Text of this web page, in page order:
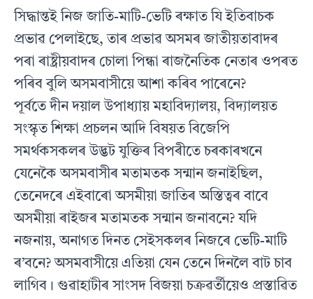
সিদ্ধান্তই নিজ জাতি-মাটি-ভেটি ৰক্ষাত যি ইতিবাচক
প্ৰভাৱ পেলাইছে, তাৰ প্ৰভাৱ অসমৰ জাতীয়তাবাদৰ
পৰা ৰাষ্ট্ৰীয়বাদৰ চোলা পিন্ধা ৰাজনৈতিক নেতাৰ ওপৰত
পৰিব বুলি অসমবাসীয়ে আশা কৰিব পাৰেনে?
পূৰ্বতে দীন দয়াল উপাধ‍্যায় মহাবিদ‍্যালয়, বিদ‍্যালয়ত
সংস্কৃত শিক্ষা প্ৰচলন আদি বিষয়ত বিজেপি
সমৰ্থকসকলৰ উদ্ভট যুক্তিৰ বিপৰীতে চৰকাৰখনে
যেনেকৈ অসমবাসীৰ মতামতক সন্মান জনাইছিল,
তেনেদৰে এইবাৰো অসমীয়া জাতিৰ অস্তিত্বৰ বাবে
অসমীয়া ৰাইজৰ মতামতক সন্মান জনাবনে? যদি
নজনায়, অনাগত দিনত সেইসকলৰ নিজৰে ভেটি-মাটি
ৰ’বনে? অসমবাসীয়ে এতিয়া যেন তেনে দিনলৈ বাট চাব
লাগিব। গুৱাহাটীৰ সাংসদ বিজয়া চক্ৰৱৰ্তীয়েও প্ৰস্তাৱিত